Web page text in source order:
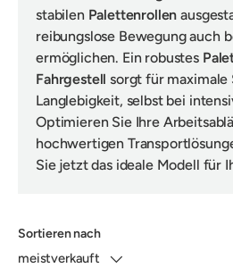
stabilen Palettenrollen
reibungslose Bewegung auch
ermöglichen. Ein robustes
Fahrgestell sorgt für maximale
Langlebigkeit, selbst bei
Optimieren Sie Ihre
hochwertigen
Sie jetzt das ideale Modell für
Sortieren nach
meistverkauft